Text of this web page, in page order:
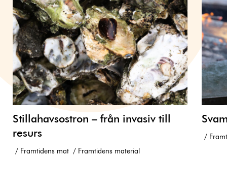
Stillahavsostron – från invasiv till
resurs
Framtidens mat Framtidens material